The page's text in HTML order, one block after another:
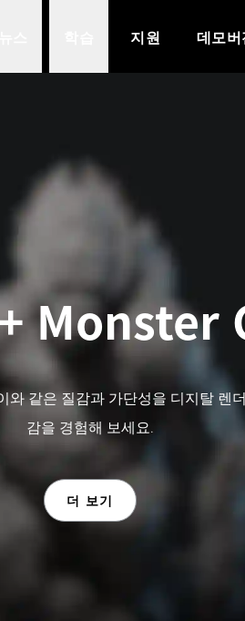
지원 데모버
Monster
와 같은 질감과 가단성을 디지탈 렌
감을 경험해 보세요.
더 보기